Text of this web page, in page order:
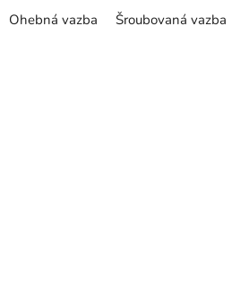
Ohebná vazba Šroubovaná vazba